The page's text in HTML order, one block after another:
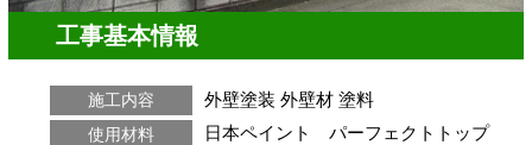
工事基本情報
施工内容 外壁塗装 外壁材 塗料
使用材料
日本ペイント パーフェクトトップ